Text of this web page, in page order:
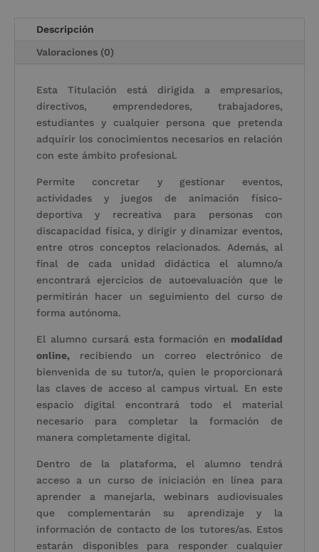
e
:
Descripción
Valoraciones (0)
Esta Titulación está dirigida a empresarios,
directivos, emprendedores, trabajadores,
estudiantes y cualquier persona que pretenda
adquirir los conocimientos necesarios en relación
con este ámbito profesional.
Permite concretar y gestionar eventos,
actividades y juegos de animación físico-
deportiva y recreativa para personas con
discapacidad física, y dirigir y dinamizar eventos,
entre otros conceptos relacionados. Además, al
final de cada unidad didáctica el alumno/a
encontrará ejercicios de autoevaluación que le
permitirán hacer un seguimiento del curso de
forma autónoma.
El alumno cursará esta formación en modalidad
online, recibiendo un correo electrónico de
bienvenida de su tutor/a, quien le proporcionará
las claves de acceso al campus virtual. En este
espacio digital encontrará todo el material
necesario para completar la formación de
manera completamente digital.
Dentro de la plataforma, el alumno tendrá
acceso a un curso de iniciación en línea para
aprender a manejarla, webinars audiovisuales
que complementarán su aprendizaje y la
información de contacto de los tutores/as. Estos
estarán disponibles para responder cualquier